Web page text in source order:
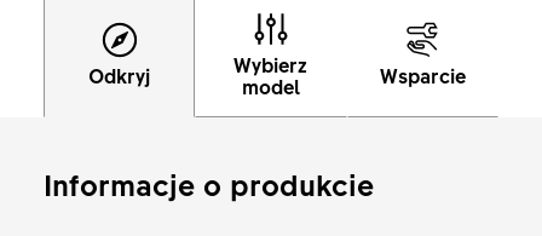
Odkryj
Wybierz
model
Wsparcie
Informacje o produkcie